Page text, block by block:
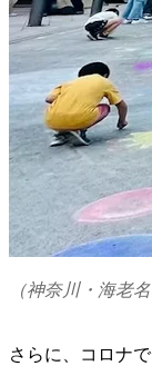
（神奈川・海老
さらに、コロナ